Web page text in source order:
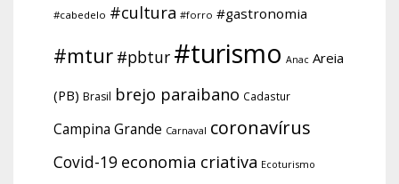
#cabedelo #cultura #forro #gastronomia
#mtur #pbtur #turismo Anac Areia
(PB) Brasil brejo paraibano Cadastur
Campina Grande Carnaval coronavírus
Covid-19 economia criativa Ecoturismo